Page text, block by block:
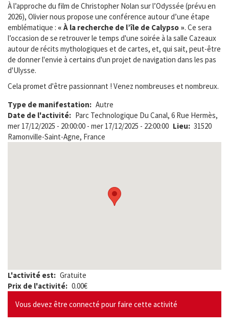
À l’approche du film de Christopher Nolan sur l’Odyssée (prévu en
2026), Olivier nous propose une conférence autour d’une étape
emblématique : « À la recherche de l’île de Calypso ». Ce sera
l’occasion de se retrouver le temps d'une soirée à la salle Cazeaux
autour de récits mythologiques et de cartes, et, qui sait, peut-être
de donner l'envie à certains d'un projet de navigation dans les pas
d'Ulysse.
Cela promet d'être passionnant ! Venez nombreuses et nombreux.
Type de manifestation
Autre
Date de l'activité
mer 17/12/2025 - 20:00:00 - mer 17/12/2025 - 22:00:00 Lieu
Parc Technologique Du Canal, 6 Rue Hermès,
31520
Ramonville-Saint-Agne, France
L'activité est
Gratuite
Prix de l'activité
0.00€
Vous devez être connecté pour faire cette activité